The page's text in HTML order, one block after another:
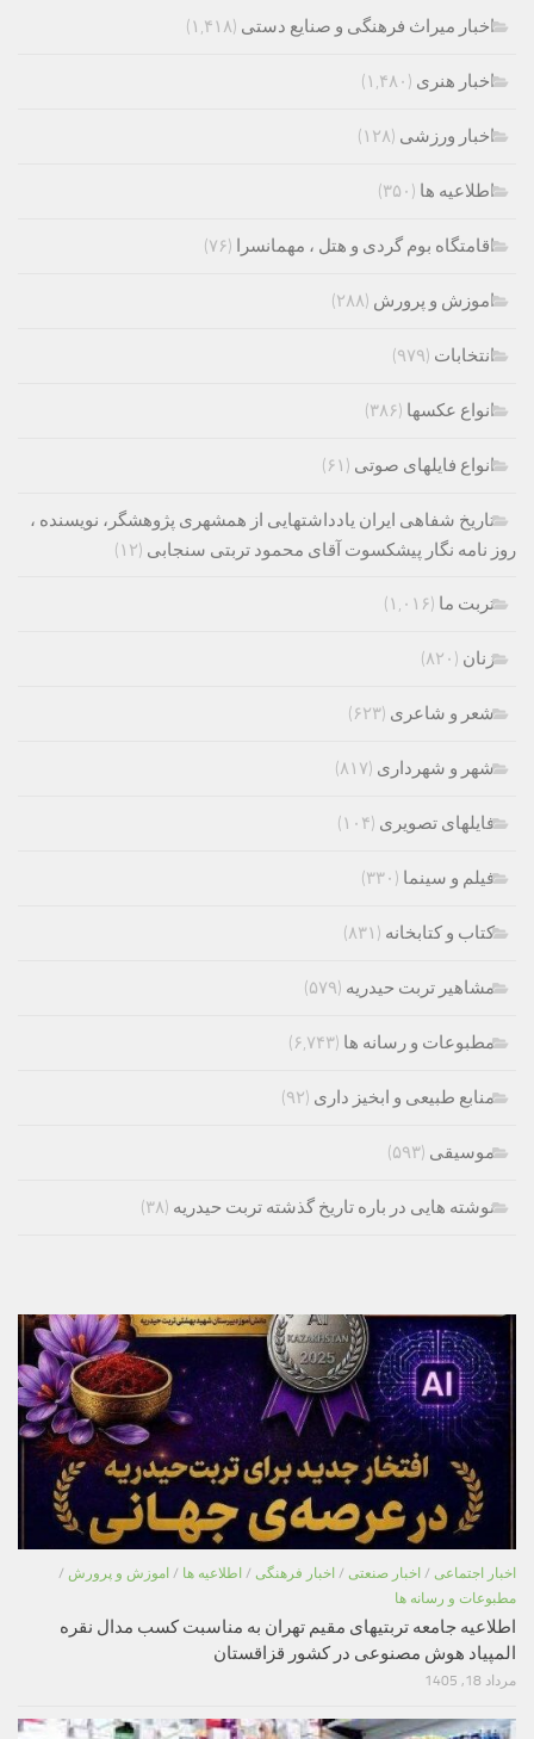
اخبار میراث فرهنگی و صنایع دستی (۱,۴۱۸)
اخبار هنری (۱,۴۸۰)
اخبار ورزشی (۱۲۸)
اطلاعیه ها (۳۵۰)
اقامتگاه بوم گردی و هتل ، مهمانسرا (۷۶)
اموزش و پرورش (۲۸۸)
انتخابات (۹۷۹)
انواع عکسها (۳۸۶)
انواع فایلهای صوتی (۶۱)
تاریخ شفاهی ایران یادداشتهایی از همشهری پژوهشگر، نویسنده ،
روز نامه نگار پیشکسوت آقای محمود تربتی سنجابی (۱۲)
تربت ما (۱,۰۱۶)
زنان (۸۲۰)
شعر و شاعری (۶۲۳)
شهر و شهرداری (۸۱۷)
فایلهای تصویری (۱۰۴)
فیلم و سینما (۳۳۰)
کتاب و کتابخانه (۸۳۱)
مشاهیر تربت حیدریه (۵۷۹)
مطبوعات و رسانه ها (۶,۷۴۳)
منابع طبیعی و ابخیز داری (۹۲)
موسیقی (۵۹۳)
نوشته هایی در باره تاریخ گذشته تربت حیدریه (۳۸)
اخبار اجتماعی / اخبار صنعتی / اخبار فرهنگی / اطلاعیه ها / اموزش و پرورش /
مطبوعات و رسانه ها
اطلاعیه جامعه تربتیهای مقیم تهران به مناسبت کسب مدال نقره
المپیاد هوش مصنوعی در کشور قزاقستان
مرداد 18, 1405